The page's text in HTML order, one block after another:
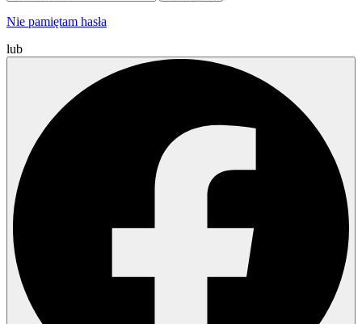
Nie pamiętam hasła
lub